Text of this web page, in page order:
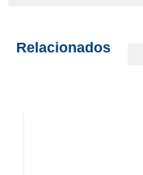
Relacionados